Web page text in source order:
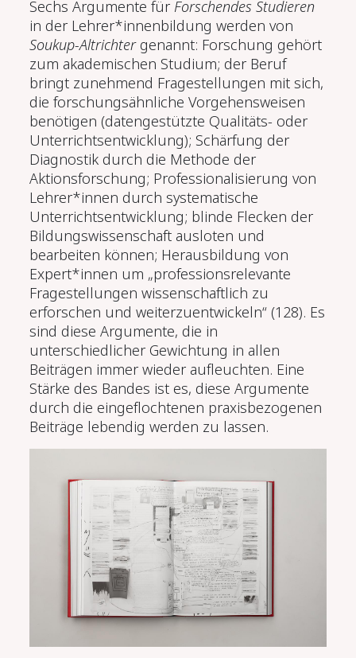
Sechs Argumente für Forschendes Studieren
in der Lehrer*innenbildung werden von
Soukup-Altrichtergenannt: Forschung gehört
zum akademischen Studium; der Beruf
bringt zunehmend Fragestellungen mit sich,
die forschungsähnliche Vorgehensweisen
benötigen (datengestützte Qualitäts- oder
Unterrichtsentwicklung); Schärfung der
Diagnostik durch die Methode der
Aktionsforschung; Professionalisierung von
Lehrer*innen durch systematische
Unterrichtsentwicklung; blinde Flecken der
Bildungswissenschaft ausloten und
bearbeiten können; Herausbildung von
Expert*innen um „professionsrelevante
Fragestellungen wissenschaftlich zu
erforschen und weiterzuentwickeln“ (128). Es
sind diese Argumente, die in
unterschiedlicher Gewichtung in allen
Beiträgen immer wieder aufleuchten. Eine
Stärke des Bandes ist es, diese Argumente
durch die eingeflochtenen praxisbezogenen
Beiträge lebendig werden zu lassen.